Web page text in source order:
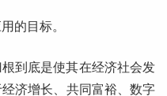
的目标。
到底是使其在经济社会发
济增长、共同富裕、数字